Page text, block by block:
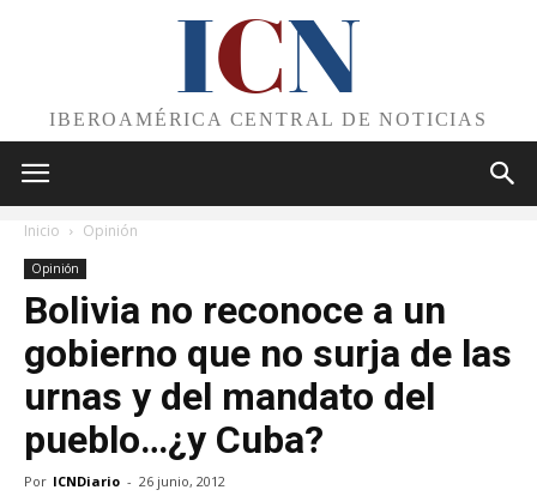
ICN
IBEROAMÉRICA CENTRAL DE NOTICIAS
Inicio Opinión
Opinión
Bolivia no reconoce a un
gobierno que no surja de las
urnas y del mandato del
pueblo…¿y Cuba?
Por ICNDiario - 26 junio, 2012